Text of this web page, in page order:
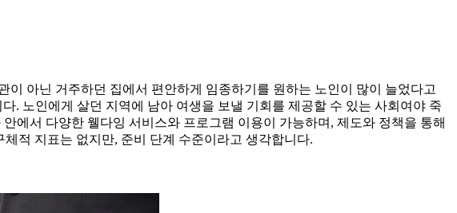
이 아닌 거주하던 집에서 편안하게 임종하기를 원하는 노인이 많이 늘었다고
. 노인에게 살던 지역에 남아 여생을 보낼 기회를 제공할 수 있는 사회여야 죽
에서 다양한 웰다잉 서비스와 프로그램 이용이 가능하며, 제도와 정책을 통해
적 지표는 없지만, 준비 단계 수준이라고 생각합니다.